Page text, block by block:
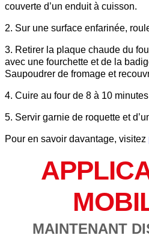
couverte d’un enduit à cuisson.
2. Sur une surface enfarinée,
3. Retirer la plaque chaude du
avec une fourchette et de la
Saupoudrer de fromage et
4. Cuire au four de 8 à 10
5. Servir garnie de roquette et
Pour en savoir davantage, visitez
MAINTENANT